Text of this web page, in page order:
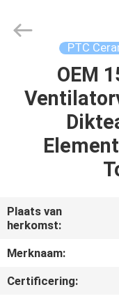
PRODUCTEN
PTC
OEM
Plaats van
herkomst:
Merknaam:
Certificering: